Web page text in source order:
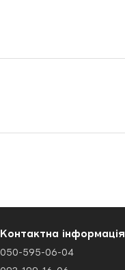
Контактна інформація
050-595-06-04